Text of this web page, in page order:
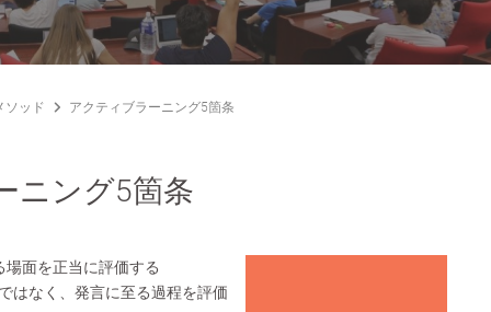
ソッド アクティブラーニング5箇条
ニング5箇条
面を正当に評価する
はなく、発言に至る過程を評価